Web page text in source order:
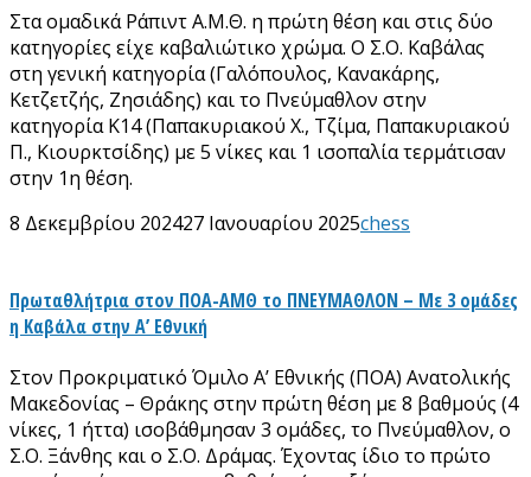
Στα ομαδικά Ράπιντ Α.Μ.Θ. η πρώτη θέση και στις δύο
κατηγορίες είχε καβαλιώτικο χρώμα. Ο Σ.Ο. Καβάλας
στη γενική κατηγορία (Γαλόπουλος, Κανακάρης,
Κετζετζής, Ζησιάδης) και το Πνεύμαθλον στην
κατηγορία Κ14 (Παπακυριακού Χ., Τζίμα, Παπακυριακού
Π., Κιουρκτσίδης) με 5 νίκες και 1 ισοπαλία τερμάτισαν
στην 1η θέση.
8 Δεκεμβρίου 202427 Ιανουαρίου 2025chess
Πρωταθλήτρια στον ΠΟΑ-ΑΜΘ το ΠΝΕΥΜΑΘΛΟΝ – Με 3 ομάδες
η Καβάλα στην Α’ Εθνική
Στον Προκριματικό Όμιλο Α’ Εθνικής (ΠΟΑ) Ανατολικής
Μακεδονίας – Θράκης στην πρώτη θέση με 8 βαθμούς (4
νίκες, 1 ήττα) ισοβάθμησαν 3 ομάδες, το Πνεύμαθλον, ο
Σ.Ο. Ξάνθης και ο Σ.Ο. Δράμας. Έχοντας ίδιο το πρώτο